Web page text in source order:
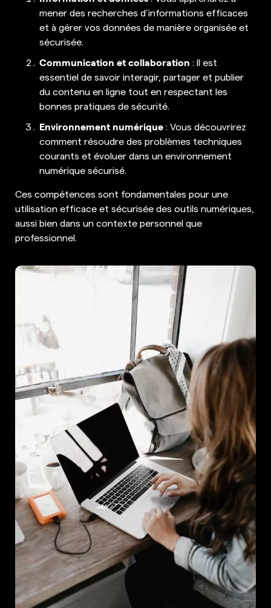
mener des recherches d’informations efficaces
et à gérer vos données de manière organisée et
sécurisée.
Communication et collaboration : Il est
essentiel de savoir interagir, partager et publier
du contenu en ligne tout en respectant les
bonnes pratiques de sécurité.
Environnement numérique : Vous découvrirez
comment résoudre des problèmes techniques
courants et évoluer dans un environnement
numérique sécurisé.
Ces compétences sont fondamentales pour une
utilisation efficace et sécurisée des outils numériques,
aussi bien dans un contexte personnel que
professionnel.